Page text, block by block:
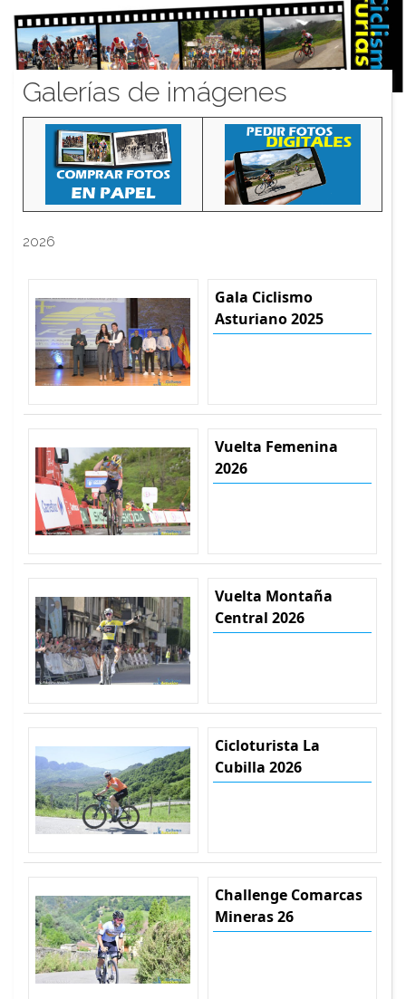
Galerías de imágenes
2026
Gala Ciclismo
Asturiano 2025
Vuelta Femenina
2026
Vuelta Montaña
Central 2026
Cicloturista La
Cubilla 2026
Challenge Comarcas
Mineras 26